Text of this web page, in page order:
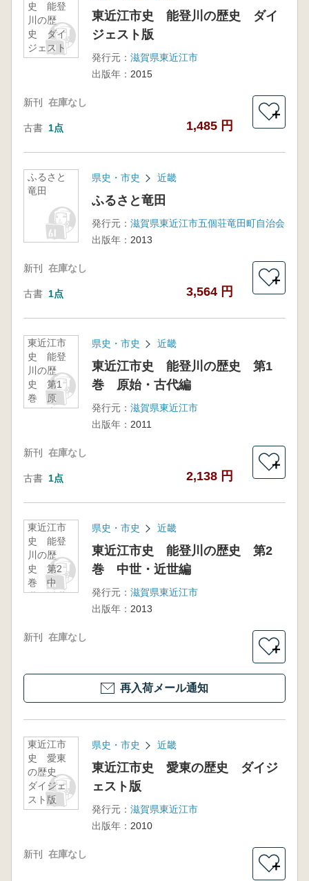
史 能登
川の歴
史 ダイ
ジェスト
版
東近江市史 能登川の歴史 ダイ
ジェスト版
発行元： 滋賀県東近江市
出版年： 2015
新刊 在庫なし
古書 1点 1,485 円
＋
ふるさと
竜田
県史・市史 近畿
ふるさと竜田
発行元： 滋賀県東近江市五個荘竜田町自治会
出版年： 2013
新刊 在庫なし
古書 1点 3,564 円
＋
東近江市
史 能登
川の歴
史 第1
巻 原
始・古代
県史・市史 近畿
東近江市史 能登川の歴史 第1
巻 原始・古代編
発行元： 滋賀県東近江市
出版年： 2011
新刊 在庫なし
古書 1点 2,138 円
＋
東近江市
史 能登
川の歴
史 第2
巻 中
世・近世
県史・市史 近畿
東近江市史 能登川の歴史 第2
巻 中世・近世編
発行元： 滋賀県東近江市
出版年： 2013
新刊 在庫なし
＋
再入荷メール通知
東近江市
史 愛東
の歴史
ダイジェ
スト版
県史・市史 近畿
東近江市史 愛東の歴史 ダイジ
ェスト版
発行元： 滋賀県東近江市
出版年： 2010
新刊 在庫なし
＋